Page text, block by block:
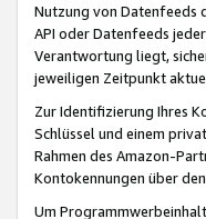
Nutzung von Datenfeeds
API oder Datenfeeds
Verantwortung liegt,
jeweiligen Zeitpunkt
Zur Identifizierung Ihres
Schlüssel und einem
Rahmen des Amazon-
Kontokennungen über
Um